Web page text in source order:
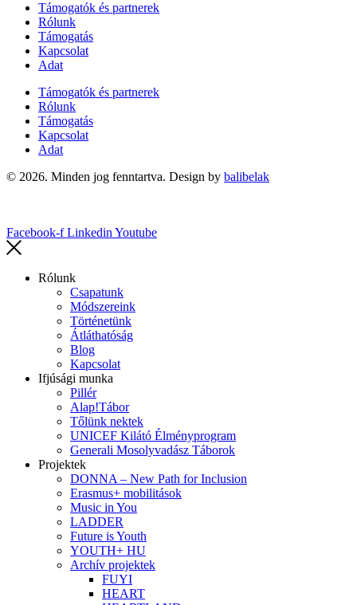
Támogatók és partnerek
Rólunk
Támogatás
Kapcsolat
Adat
Támogatók és partnerek
Rólunk
Támogatás
Kapcsolat
Adat
© 2026. Minden jog fenntartva. Design by balibelak
Facebook-f Linkedin Youtube
Rólunk
Csapatunk
Módszereink
Történetünk
Átláthatóság
Blog
Kapcsolat
Ifjúsági munka
Pillér
Alap!Tábor
Tőlünk nektek
UNICEF Kilátó Élményprogram
Generali Mosolyvadász Táborok
Projektek
DONNA – New Path for Inclusion
Erasmus+ mobilitások
Music in You
LADDER
Future is Youth
YOUTH+ HU
Archív projektek
FUYI
HEART